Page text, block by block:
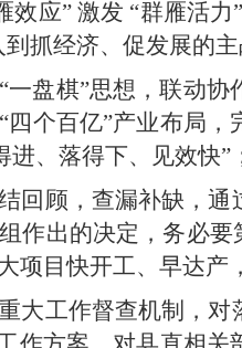
效应” 激发 “群雁活
抓经济、促发展的主
盘棋”思想，联动
个百亿”产业布局
、落得下、见效快”
回顾，查漏补缺，
作出的决定，务必
项目快开工、早达产
大工作督查机制，